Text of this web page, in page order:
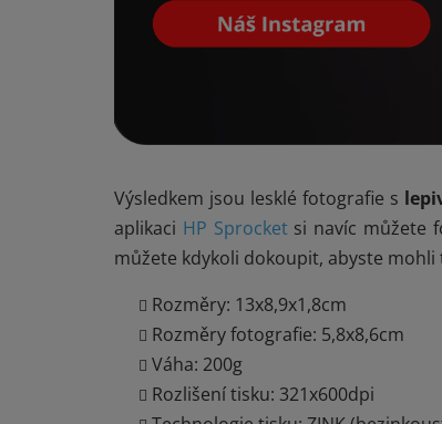
Výsledkem jsou lesklé fotografie s
aplikaci HP Sprocketsi navíc můžete
můžete kdykoli dokoupit, abyste
Rozměry: 13x8,9x1,8cm
Rozměry fotografie: 5,8x8,6cm
Váha: 200g
Rozlišení tisku: 321x600dpi